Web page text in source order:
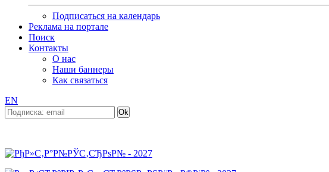
Подписаться на календарь
Реклама на портале
Поиск
Контакты
О нас
Наши баннеры
Как связаться
EN